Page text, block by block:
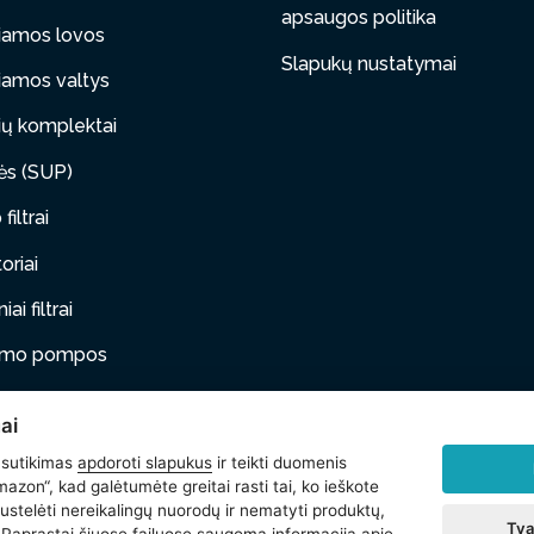
lovos
valtys
komplektai
(SUP)
filtrai
filtrai
pompos
apsaugos politika
Slapukų nustatymai
apdoroti slapukus ir teikti duomenis
kad galėtumėte greitai rasti tai, ko ieškote
nereikalingų nuorodų ir nematyti produktų,